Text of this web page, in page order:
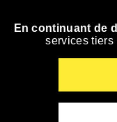
Skip
Sweet
En continuant de
services tiers